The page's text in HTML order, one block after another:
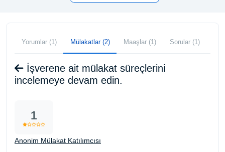
Yorumlar (1) Mülakatlar (2) Maaşlar (1) Sorular (1)
İşverene ait mülakat süreçlerini
incelemeye devam edin.
1
Anonim Mülakat Katılımcısı